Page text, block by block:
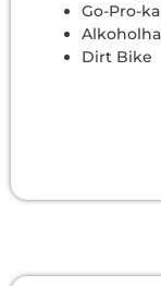
Go-Pro-
Dirt Bike